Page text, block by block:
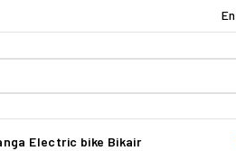
En
Electric bike Bikair